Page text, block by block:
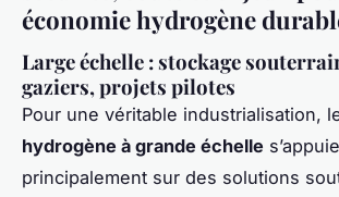
économie hydrogène
Large échelle : stockage
gaziers, projets pilotes
Pour une véritable industrialisation,
hydrogène à grande échelle s’appuie
principalement sur des solutions